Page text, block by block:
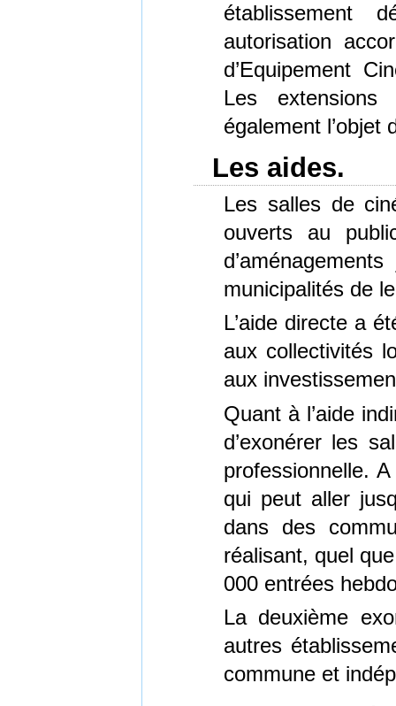
établissement
autorisation
d’Equipement
Les
également l’objet
Les aides.
Les salles de
ouverts au
municipalités de
L’aide directe a
aux collectivités
aux
Quant à l’aide
d’exonérer les
professionnelle.
qui peut aller
dans des
réalisant, quel
000 entrées
La deuxième
autres
commune et